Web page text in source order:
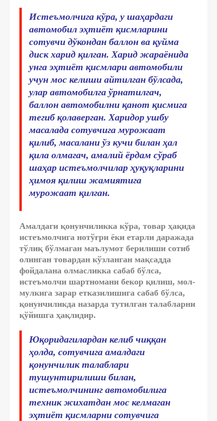
Истеъмолчига кўра, у шаҳардаги
автомобил эҳтиёт қисмларини
сотувчи дўкондан баллон ва қуйма
диск харид қилган. Харид жараёнида
унга эҳтиёт қисмлари автомобили
учун мос келиши айтилган бўлсада,
улар автомобилга ўрнатилгач,
баллон автомобилни қанот қисмига
тегиб қолаверган. Харидор ушбу
масалада сотувчига мурожаат
қилиб, масалани ўз кучи билан ҳал
қила олмагач, амалий ёрдам сўраб
шаҳар истеъмолчилар ҳуқуқларини
ҳимоя қилиш жамиятига
мурожаат қилган.
Амалдаги қонунчиликка кўра, товар ҳақида
истеъмолчига нотўғри ёки етарли даражада
тўлиқ бўлмаган маълумот берилиши сотиб
олинган товардан кўзланган мақсадда
фойдалана олмасликка сабаб бўлса,
истеъмолчи шартномани бекор қилиш, мол-
мулкига зарар етказилишига сабаб бўлса,
қонунчиликда назарда тутилган талабларни
қўйишга ҳақлидир.
Юқоридагилардан келиб чиққан
ҳолда, сотувчига амалдаги
қонунчилик талаблари
тушунтирилиши билан,
истеъмолчининг автомобилига
техник жихатдан мос келмаган
эҳтиёт қисмларни сотувчига